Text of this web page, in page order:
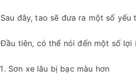
Sau đây, tao sẽ đưa ra một số
Đầu tiên, có thể nói đến một số lợi
Sơn xe lâu bị bạc màu hơn